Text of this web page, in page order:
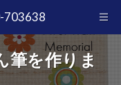
703638
筆を作りま